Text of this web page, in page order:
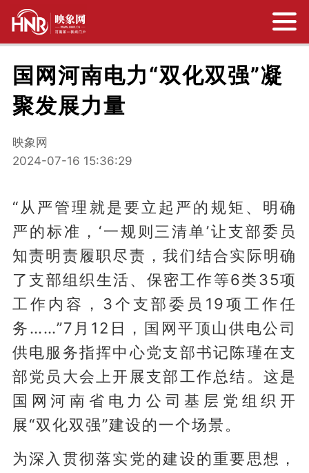
国网河南电力“双化双强”凝
聚发展力量
映象网
2024-07-16 15:36:29
“从严管理就是要立起严的规矩、明确
严的标准，‘一规则三清单’让支部委员
知责明责履职尽责，我们结合实际明确
了支部组织生活、保密工作等6类35项
工作内容，3个支部委员19项工作任
务……”7月12日，国网平顶山供电公司
供电服务指挥中心党支部书记陈瑾在支
部党员大会上开展支部工作总结。这是
国网河南省电力公司基层党组织开
展“双化双强”建设的一个场景。
为深入贯彻落实党的建设的重要思想，